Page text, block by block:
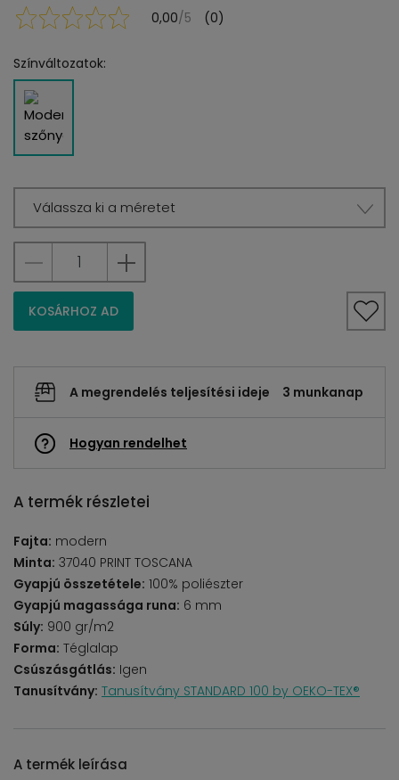
0,00/5 (0)
Színváltozatok:
Válassza ki a méretet
KOSÁRHOZ AD
A megrendelés teljesítési ideje 3 munkanap
Hogyan rendelhet
A termék részletei
Fajta: modern
Minta: 37040 PRINT TOSCANA
Gyapjú összetétele: 100% poliészter
Gyapjú magassága runa: 6 mm
Súly: 900 gr/m2
Forma: Téglalap
Csúszásgátlás: Igen
Tanusítvány: Tanusítvány STANDARD 100 by OEKO-TEX®
A termék leírása